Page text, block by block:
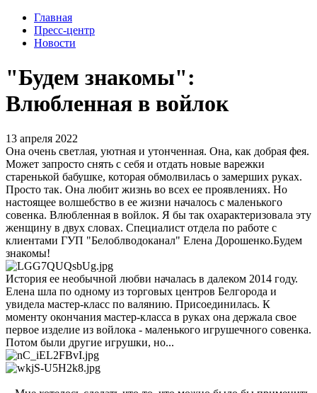
Главная
Пресс-центр
Новости
"Будем знакомы":
Влюбленная в войлок
13 апреля 2022
Она очень светлая, уютная и утонченная. Она, как добрая фея.
Может запросто снять с себя и отдать новые варежки
старенькой бабушке, которая обмолвилась о замерших руках.
Просто так. Она любит жизнь во всех ее проявлениях. Но
настоящее волшебство в ее жизни началось с маленького
совенка. Влюбленная в войлок. Я бы так охарактеризовала эту
женщину в двух словах. Специалист отдела по работе с
клиентами ГУП "Белоблводоканал" Елена Дорошенко.Будем
знакомы!
История ее необычной любви началась в далеком 2014 году.
Елена шла по одному из торговых центров Белгорода и
увидела мастер-класс по валянию. Присоединилась. К
моменту окончания мастер-класса в руках она держала свое
первое изделие из войлока - маленького игрушечного совенка.
Потом были другие игрушки, но...